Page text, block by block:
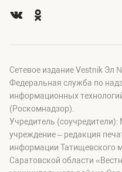
Сетевое издание Vestnik Эл
Федеральная служба по
информационных
(Роскомнадзор).
Учредитель
учреждение – редакция
информации Татищевского
Саратовской области